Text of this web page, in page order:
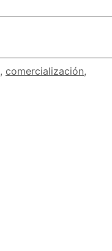
, comercialización,